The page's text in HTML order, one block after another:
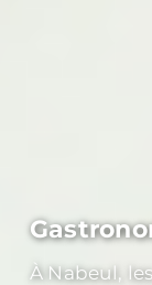
Culture
Explorer